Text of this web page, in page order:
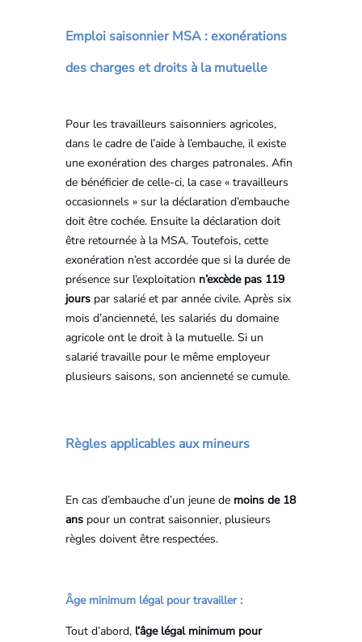
Emploi saisonnier MSA : exonérations
des charges et droits à la mutuelle
Pour les travailleurs saisonniers agricoles,
dans le cadre de l’aide à l’embauche, il existe
une exonération des charges patronales. Afin
de bénéficier de celle-ci, la case « travailleurs
occasionnels » sur la déclaration d’embauche
doit être cochée. Ensuite la déclaration doit
être retournée à la MSA. Toutefois, cette
exonération n’est accordée que si la durée de
présence sur l’exploitation n’excède pas 119
jourspar salarié et par année civile. Après six
mois d’ancienneté, les salariés du domaine
agricole ont le droit à la mutuelle. Si un
salarié travaille pour le même employeur
plusieurs saisons, son ancienneté se cumule.
Règles applicables aux mineurs
En cas d’embauche d’un jeune de moins de 18
anspour un contrat saisonnier, plusieurs
règles doivent être respectées.
Âge minimum légal pour travailler :
Tout d’abord,l’âge légal minimum pour